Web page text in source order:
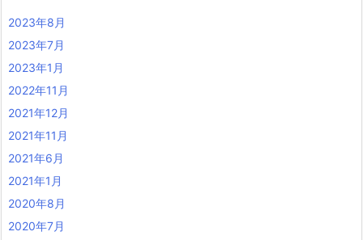
2023年8月
2023年7月
2023年1月
2022年11月
2021年12月
2021年11月
2021年6月
2021年1月
2020年8月
2020年7月